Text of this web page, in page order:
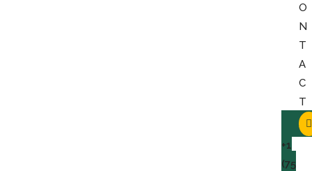
O
N
T
A
C
T
+1
(75